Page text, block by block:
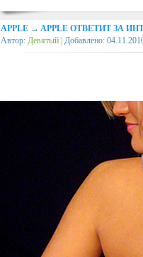
APPLE → APPLE ОТВЕТИТ ЗА
Автор: Девятый | Добавлено: